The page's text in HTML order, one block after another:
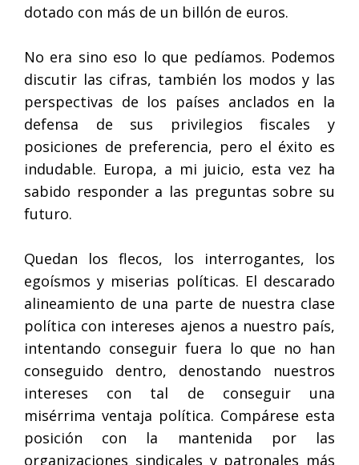
dotado con más de un billón de euros.
No era sino eso lo que pedíamos. Podemos
discutir las cifras, también los modos y las
perspectivas de los países anclados en la
defensa de sus privilegios fiscales y
posiciones de preferencia, pero el éxito es
indudable. Europa, a mi juicio, esta vez ha
sabido responder a las preguntas sobre su
futuro.
Quedan los flecos, los interrogantes, los
egoísmos y miserias políticas. El descarado
alineamiento de una parte de nuestra clase
política con intereses ajenos a nuestro país,
intentando conseguir fuera lo que no han
conseguido dentro, denostando nuestros
intereses con tal de conseguir una
misérrima ventaja política. Compárese esta
posición con la mantenida por las
organizaciones sindicales y patronales más